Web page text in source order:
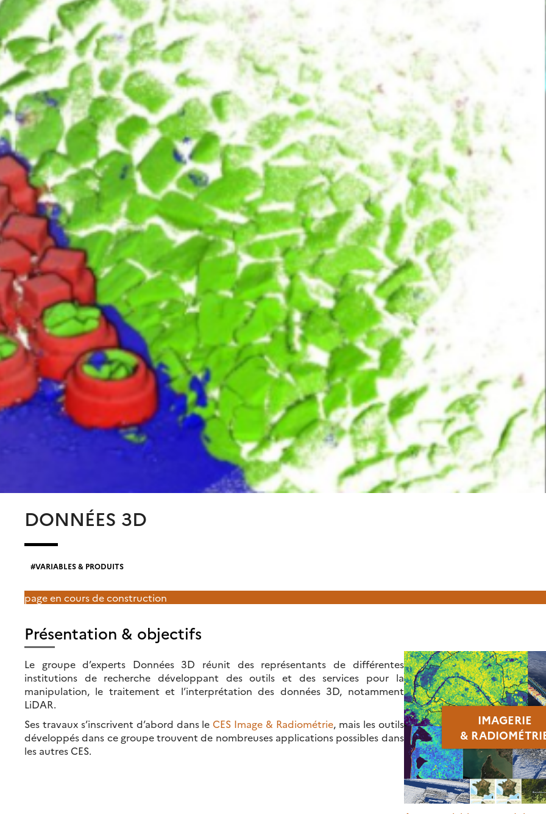
DONNÉES 3D
VARIABLES & PRODUITS
page en cours de construction
Présentation & objectifs
Le groupe d’experts Données 3D réunit des représentants de différentes
institutions de recherche développant des outils et des services pour la
manipulation, le traitement et l’interprétation des données 3D, notamment
LiDAR.
Ses travaux s’inscrivent d’abord dans le CES Image & Radiométrie, mais les outils
développés dans ce groupe trouvent de nombreuses applications possibles dans
les autres CES.
IMAGERIE
&